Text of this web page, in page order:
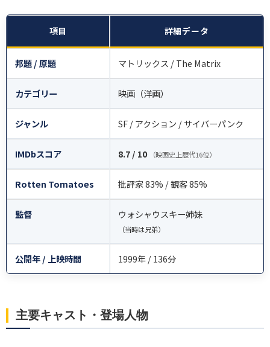
項目 詳細データ
邦題 / 原題 マトリックス / The Matrix
カテゴリー 映画（洋画）
ジャンル SF / アクション / サイバーパンク
IMDbスコア 8.7 / 10 （映画史上歴代16位）
Rotten Tomatoes 批評家 83% / 観客 85%
監督 ウォシャウスキー姉妹
（当時は兄弟）
公開年 / 上映時間 1999年 / 136分
主要キャスト・登場人物